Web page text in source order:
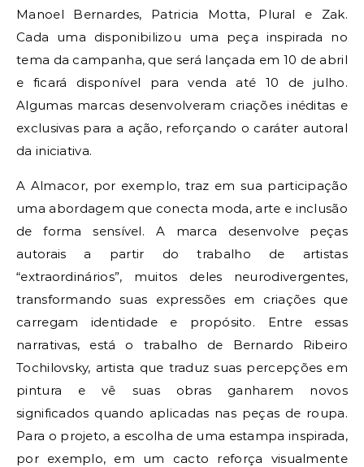
Manoel Bernardes, Patricia Motta, Plural e Zak.
Cada uma disponibilizou uma peça inspirada no
tema da campanha, que será lançada em 10 de abril
e ficará disponível para venda até 10 de julho.
Algumas marcas desenvolveram criações inéditas e
exclusivas para a ação, reforçando o caráter autoral
da iniciativa.
A Almacor, por exemplo, traz em sua participação
uma abordagem que conecta moda, arte e inclusão
de forma sensível. A marca desenvolve peças
autorais a partir do trabalho de artistas
“extraordinários”, muitos deles neurodivergentes,
transformando suas expressões em criações que
carregam identidade e propósito. Entre essas
narrativas, está o trabalho de Bernardo Ribeiro
Tochilovsky, artista que traduz suas percepções em
pintura e vê suas obras ganharem novos
significados quando aplicadas nas peças de roupa.
Para o projeto, a escolha de uma estampa inspirada,
por exemplo, em um cacto reforça visualmente